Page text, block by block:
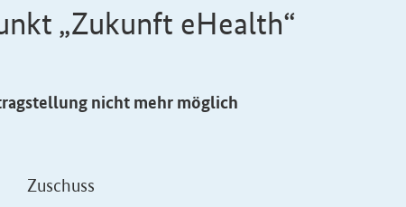
„Zukunft eHealth“
nicht mehr möglich
Zuschuss